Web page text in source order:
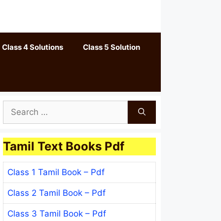
Class 4 Solutions Class 5 Solution
Search
for:
Tamil Text Books Pdf
Class 1 Tamil Book – Pdf
Class 2 Tamil Book – Pdf
Class 3 Tamil Book – Pdf